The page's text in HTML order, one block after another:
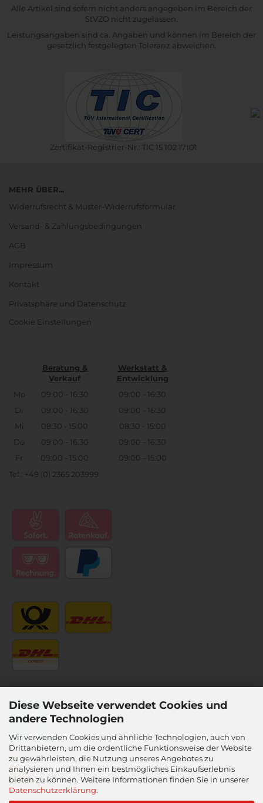
Diese Webseite verwendet Cookies und
andere Technologien
Wir verwenden Cookies und ähnliche Technologien, auch von
Drittanbietern, um die ordentliche Funktionsweise der Website
zu gewährleisten, die Nutzung unseres Angebotes zu
analysieren und Ihnen ein bestmögliches Einkaufserlebnis
bieten zu können. Weitere Informationen finden Sie in unserer
Datenschutzerklärung.
Alle Artikel sind sofern nicht anders angegeben im Bereich der
StVZO nicht zugelassen.
Leistungsangaben sind ca. Angaben und können im Bereich der
gesetzlich festgelegten Toleranz abweichen.
Zertifikat-Registrier-Nr.: TIC 15 102 17101
MEHR ÜBER...
Widerrufsrecht & Muster-Widerrufsformular
Versand- & Zahlungsbedingungen
AGB
Impressum
Kontakt
Privatsphäre und Datenschutz
Cookie Einstellungen
Beratung &
Verkauf
Werkstatt &
Entwicklung
Mo
09:00 - 16:30
09:00 - 16:30
Di
09:00 - 16:30
09:00 - 16:30
Mi
08:30 - 15:00
08:30 - 15:00
Do
09:00 - 16:30
09:00 - 16:30
Fr
09:00 - 15:00
09:00 - 15:00
Tel.: +49 (0) 2365 203999